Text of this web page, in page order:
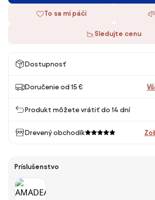
To sa mi páči
Sledujte cenu
Dostupnosť
Doručenie od 15 €
Produkt môžete vrátiť do 14 dní
Drevený obchodík
Príslušenstvo